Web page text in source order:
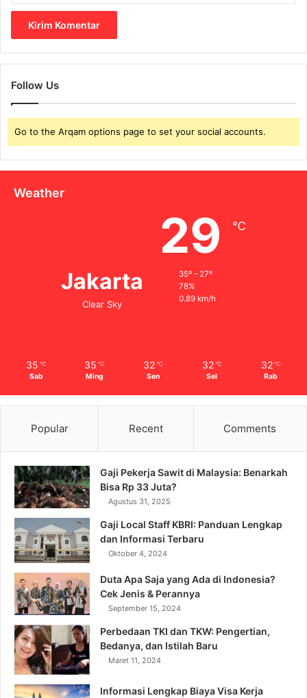
Follow Us
Go to the Arqam options page to set your social accounts.
Weather
Jakarta
Clear Sky
29 ℃
35º - 27º
78%
0.89 km/h
35 ℃
Sab
35 ℃
Ming
32 ℃
Sen
32 ℃
Sel
32 ℃
Rab
Popular Recent Comments
Gaji Pekerja Sawit di Malaysia: Benarkah
Bisa Rp 33 Juta?
Agustus 31, 2025
Gaji Local Staff KBRI: Panduan Lengkap
dan Informasi Terbaru
Oktober 4, 2024
Duta Apa Saja yang Ada di Indonesia?
Cek Jenis & Perannya
September 15, 2024
Perbedaan TKI dan TKW: Pengertian,
Bedanya, dan Istilah Baru
Maret 11, 2024
Informasi Lengkap Biaya Visa Kerja